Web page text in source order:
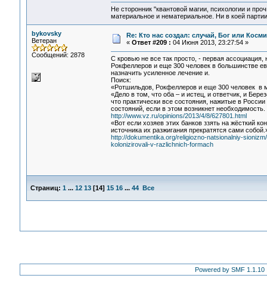
Не сторонник "квантовой магии, психологии и
материальное и нематериальное. Ни в коей
bykovsky
Ветеран
Сообщений: 2878
Re: Кто нас создал: случай, Бог или
« Ответ #209 : 04 Июня 2013, 23:27:54 »
С кровью не все так просто, - первая ассоциация,
Рокфеллеров и еще 300 человек в большинстве
назначить усиленное лечение и.
Поиск:
«Ротшильдов, Рокфеллеров и еще 300 человек в
«Дело в том, что оба – и истец, и ответчик, и
что практически все состояния, нажитые в
состояний, если в этом возникнет
http://www.vz.ru/opinions/2013/4/8/627801.html
«Вот если хозяев этих банков ззять на жёсткий
источника их разжигания прекратятся сами
http://dokumentika.org/religiozno-natsionalniy-
kolonizirovali-v-razlichnich-formach
Страниц: 1 ... 12 13[14] 15 16 ... 44 Все
Powered by SMF 1.1.10